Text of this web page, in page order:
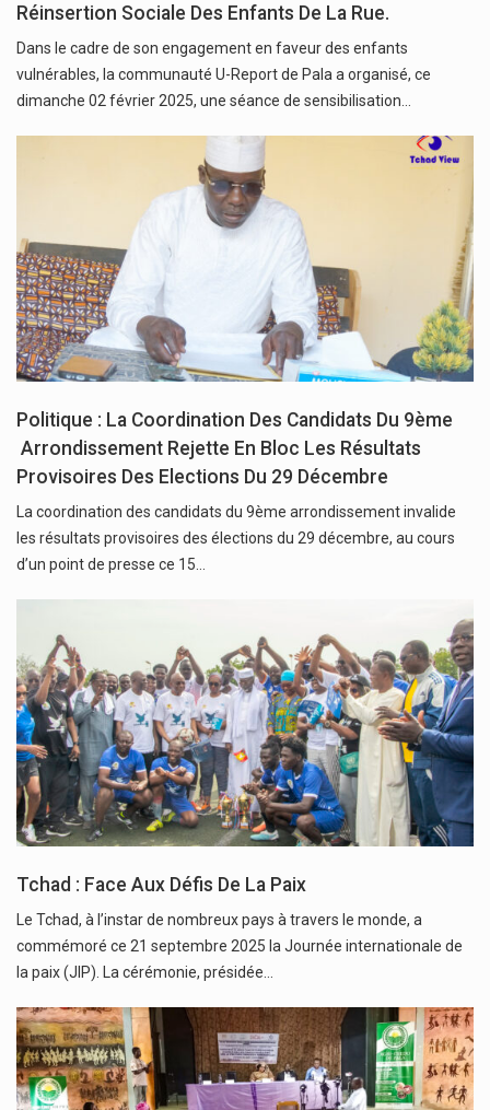
Réinsertion Sociale Des Enfants De La Rue.
Dans le cadre de son engagement en faveur des enfants
vulnérables, la communauté U-Report de Pala a organisé, ce
dimanche 02 février 2025, une séance de sensibilisation…
Politique : La Coordination Des Candidats Du 9ème
Arrondissement Rejette En Bloc Les Résultats
Provisoires Des Elections Du 29 Décembre
La coordination des candidats du 9ème arrondissement invalide
les résultats provisoires des élections du 29 décembre, au cours
d’un point de presse ce 15…
Tchad : Face Aux Défis De La Paix
Le Tchad, à l’instar de nombreux pays à travers le monde, a
commémoré ce 21 septembre 2025 la Journée internationale de
la paix (JIP). La cérémonie, présidée…